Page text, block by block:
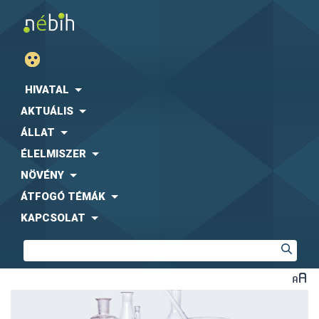
HIVATAL
AKTUÁLIS
ÁLLAT
ÉLELMISZER
NÖVÉNY
ÁTFOGÓ TÉMÁK
KAPCSOLAT